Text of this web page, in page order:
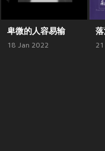
卑微的人容易输
18 Jan 2022